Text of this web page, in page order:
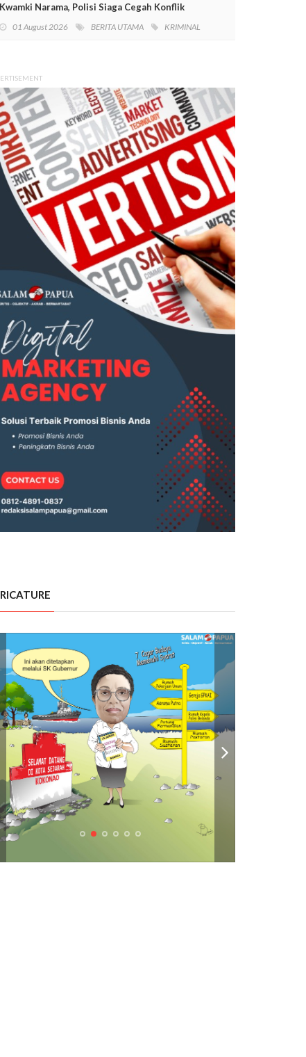
Kwamki Narama, Polisi Siaga Cegah Konflik
01 August 2026 BERITA UTAMA KRIMINAL